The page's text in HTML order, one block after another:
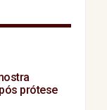
prótese